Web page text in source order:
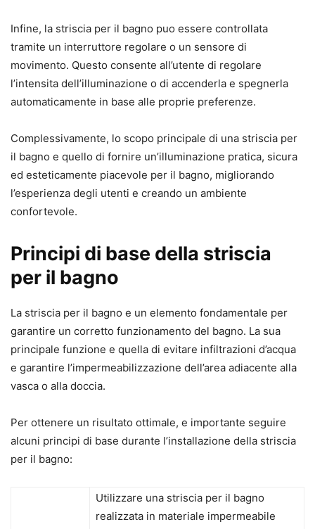
Infine, la striscia per il bagno puo essere controllata
tramite un interruttore regolare o un sensore di
movimento. Questo consente all’utente di regolare
l’intensita dell’illuminazione o di accenderla e spegnerla
automaticamente in base alle proprie preferenze.
Complessivamente, lo scopo principale di una striscia per
il bagno e quello di fornire un’illuminazione pratica, sicura
ed esteticamente piacevole per il bagno, migliorando
l’esperienza degli utenti e creando un ambiente
confortevole.
Principi di base della striscia
per il bagno
La striscia per il bagno e un elemento fondamentale per
garantire un corretto funzionamento del bagno. La sua
principale funzione e quella di evitare infiltrazioni d’acqua
e garantire l’impermeabilizzazione dell’area adiacente alla
vasca o alla doccia.
Per ottenere un risultato ottimale, e importante seguire
alcuni principi di base durante l’installazione della striscia
per il bagno:
Utilizzare una striscia per il bagno
realizzata in materiale impermeabile